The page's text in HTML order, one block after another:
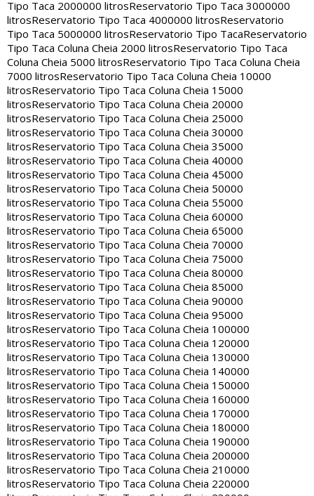
Tipo Taca 2000000 litrosReservatorio Tipo Taca 3000000
litrosReservatorio Tipo Taca 4000000 litrosReservatorio
Tipo Taca 5000000 litrosReservatorio Tipo TacaReservatorio
Tipo Taca Coluna Cheia 2000 litrosReservatorio Tipo Taca
Coluna Cheia 5000 litrosReservatorio Tipo Taca Coluna Cheia
7000 litrosReservatorio Tipo Taca Coluna Cheia 10000
litrosReservatorio Tipo Taca Coluna Cheia 15000
litrosReservatorio Tipo Taca Coluna Cheia 20000
litrosReservatorio Tipo Taca Coluna Cheia 25000
litrosReservatorio Tipo Taca Coluna Cheia 30000
litrosReservatorio Tipo Taca Coluna Cheia 35000
litrosReservatorio Tipo Taca Coluna Cheia 40000
litrosReservatorio Tipo Taca Coluna Cheia 45000
litrosReservatorio Tipo Taca Coluna Cheia 50000
litrosReservatorio Tipo Taca Coluna Cheia 55000
litrosReservatorio Tipo Taca Coluna Cheia 60000
litrosReservatorio Tipo Taca Coluna Cheia 65000
litrosReservatorio Tipo Taca Coluna Cheia 70000
litrosReservatorio Tipo Taca Coluna Cheia 75000
litrosReservatorio Tipo Taca Coluna Cheia 80000
litrosReservatorio Tipo Taca Coluna Cheia 85000
litrosReservatorio Tipo Taca Coluna Cheia 90000
litrosReservatorio Tipo Taca Coluna Cheia 95000
litrosReservatorio Tipo Taca Coluna Cheia 100000
litrosReservatorio Tipo Taca Coluna Cheia 120000
litrosReservatorio Tipo Taca Coluna Cheia 130000
litrosReservatorio Tipo Taca Coluna Cheia 140000
litrosReservatorio Tipo Taca Coluna Cheia 150000
litrosReservatorio Tipo Taca Coluna Cheia 160000
litrosReservatorio Tipo Taca Coluna Cheia 170000
litrosReservatorio Tipo Taca Coluna Cheia 180000
litrosReservatorio Tipo Taca Coluna Cheia 190000
litrosReservatorio Tipo Taca Coluna Cheia 200000
litrosReservatorio Tipo Taca Coluna Cheia 210000
litrosReservatorio Tipo Taca Coluna Cheia 220000